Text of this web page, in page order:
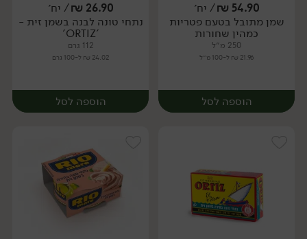
יח׳ יח׳
54.90
₪/ יח׳
שמן מתובל בטעם פטריות
כמהין שחורות
250 מ״ל
21.96 ₪ ל-100 מ״ל
הוספה לסל
26.90
₪/ יח׳
נתחי טונה לבנה בשמן זית -
'ORTIZ'
112 גרם
24.02 ₪ ל-100 גרם
הוספה לסל